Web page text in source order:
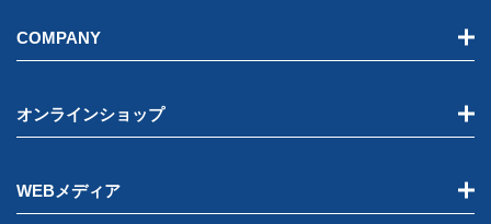
COMPANY
オンラインショップ
WEBメディア